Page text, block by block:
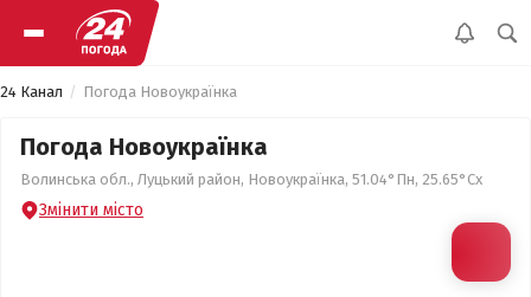
24 Канал Погода Новоукраїнка
Погода Новоукраїнка
Волинська обл., Луцький район, Новоукраїнка, 51.04°Пн, 25.65°Сх
Змінити місто